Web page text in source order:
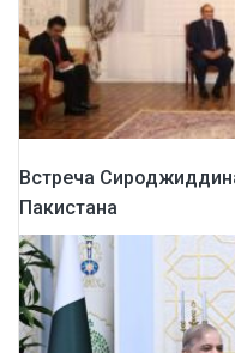
Встреча
Пакистана